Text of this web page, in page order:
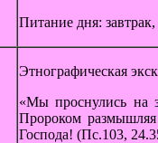
Питание дня:
Этнографическая
«Мы проснулись на
Пророком
Господа! (Пс.103,